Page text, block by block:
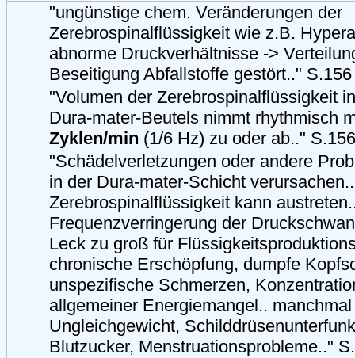
"ungünstige chem. Veränderungen der
Zerebrospinalflüssigkeit wie z.B.
abnorme Druckverhältnisse ->
Beseitigung Abfallstoffe gestört.."
"Volumen der Zerebrospinalflüssigkeit
Dura-mater-Beutels nimmt rhythmisch
Zyklen/min (1/6 Hz) zu oder ab.."
"Schädelverletzungen oder andere
in der Dura-mater-Schicht verursachen..
Zerebrospinalflüssigkeit kann
Frequenzverringerung der
Leck zu groß für
chronische Erschöpfung, dumpfe
unspezifische Schmerzen,
allgemeiner Energiemangel..
Ungleichgewicht,
Blutzucker, Menstruationsprobleme.."